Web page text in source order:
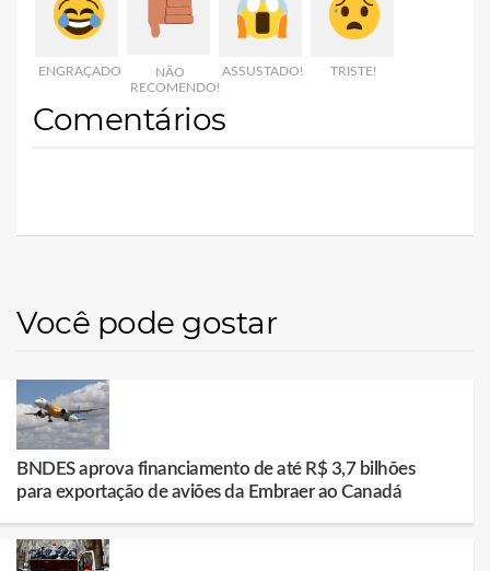
ENGRAÇADO
NÃO
RECOMENDO!
ASSUSTADO! TRISTE!
Comentários
Você pode gostar
BNDES aprova financiamento de até R$ 3,7 bilhões
para exportação de aviões da Embraer ao Canadá